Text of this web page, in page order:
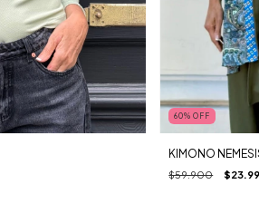
60%OFF
KIMONO
$59.900